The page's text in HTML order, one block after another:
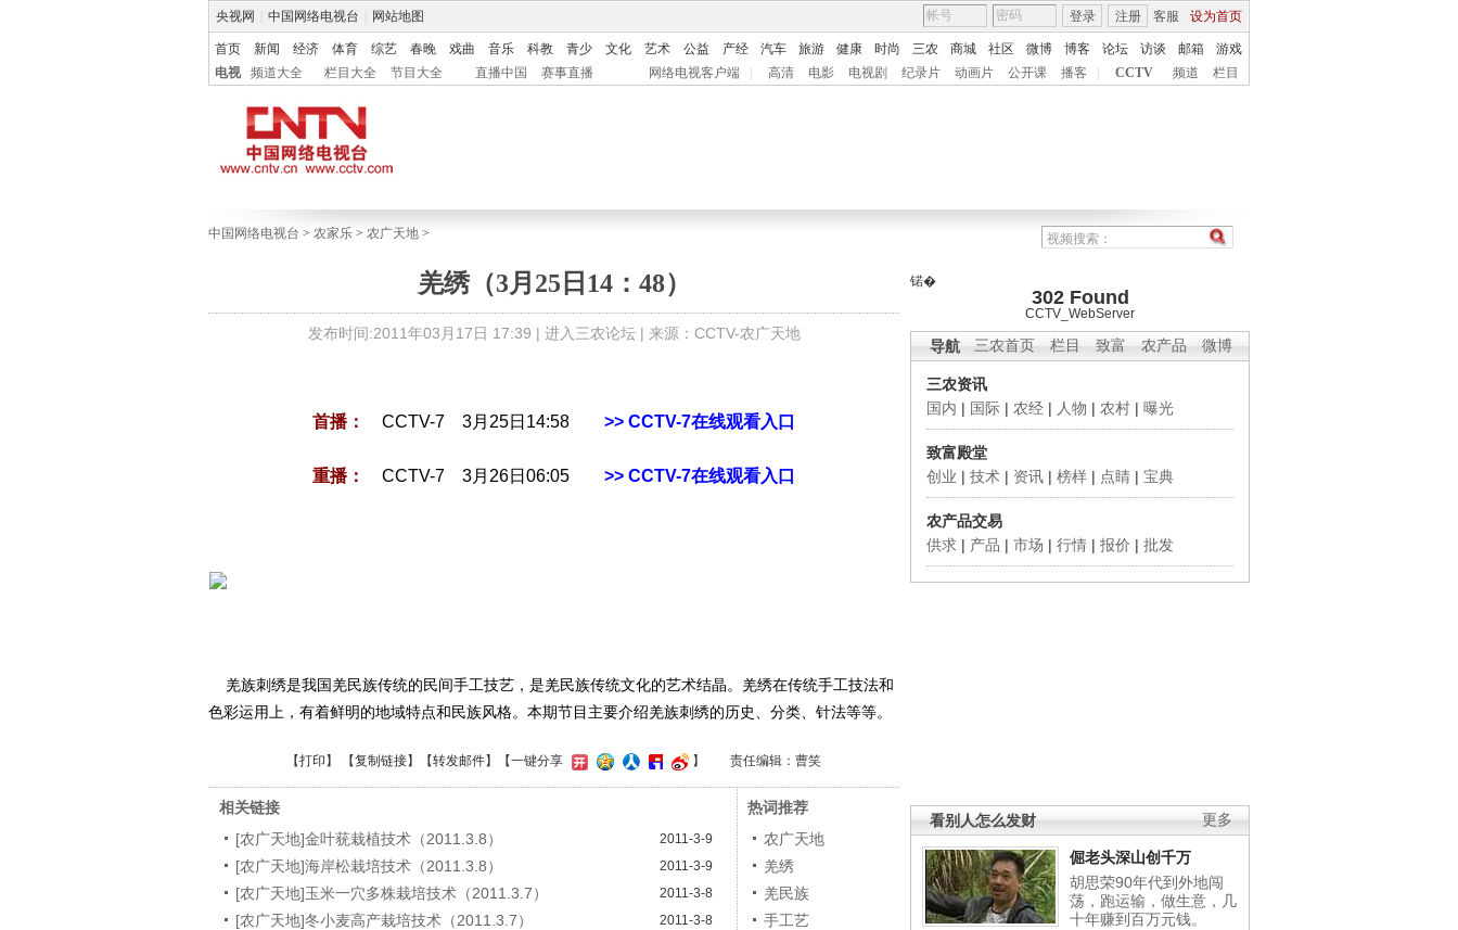
央视网 中国网络电视台 网站地图 客服 设为首页
登录 注册
首页 新闻 经济 体育 综艺 春晚 戏曲 音乐 科教 青少 文化 艺术 公益 产经 汽车 旅游 健康 时尚 三农 商城 社区 微博 博客 论坛 访谈 邮箱
游戏
电视
频道大全 栏目大全 节目大全 直播中国 赛事直播 网络电视客户端 高清 电影 电视剧 纪录片 动画片 公开课 播客 CCTV 频道 栏目
中国网络电视台 > 农家乐 > 农广天地 >
羌绣（3月25日14：48）
发布时间:2011年03月17日 17:39 | 进入三农论坛| 来源：CCTV-农广天地
锘�
302 Found
CCTV_WebServer
三农首页 栏目 致富 农产品 微博
导航
三农资讯
国内 | 国际 | 农经 | 人物 | 农村 | 曝光
致富殿堂
创业 | 技术 | 资讯 | 榜样 | 点睛 | 宝典
农产品交易
供求 | 产品 | 市场 | 行情 | 报价 | 批发
更多
看别人怎么发财
倔老头深山创千万
胡思荣90年代到外地闯
荡，跑运输，做生意，几
十年赚到百万元钱。
首播： CCTV-7 3月25日14:58 >> CCTV-7在线观看入口
重播： CCTV-7 3月26日06:05 >> CCTV-7在线观看入口
羌族刺绣是我国羌民族传统的民间手工技艺，是羌民族传统文化的艺术结晶。羌绣在传统手工技法和
色彩运用上，有着鲜明的地域特点和民族风格。本期节目主要介绍羌族刺绣的历史、分类、针法等等。
【打印 】 【复制链接】【转发邮件】 【一键分享 】 责任编辑：曹笑
相关链接
[农广天地]金叶莸栽植技术（2011.3.8）
2011-3-9
[农广天地]海岸松栽培技术（2011.3.8） 2011-3-9
[农广天地]玉米一穴多株栽培技术（2011.3.7） 2011-3-8
[农广天地]冬小麦高产栽培技术（2011.3.7） 2011-3-8
热词推荐
农广天地
羌绣
羌民族
手工艺